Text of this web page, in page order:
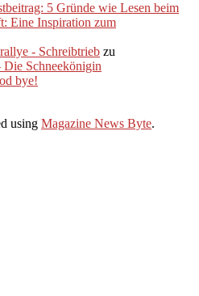
5 Gründe wie Lesen beim
Eine Inspiration zum
- Schreibtrieb zu
Die Schneekönigin
bye!
using Magazine News Byte.